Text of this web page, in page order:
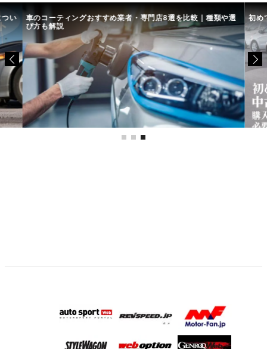
選 初めての中古車選び、購入時の流れや必要な書類などについて 中古
て